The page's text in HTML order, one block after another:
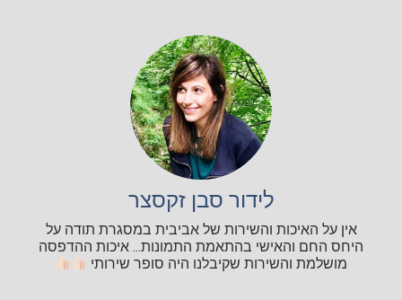
לידור סבן זקסצר
אין על האיכות והשירות של אביבית במסגרת תודה על
היחס החם והאישי בהתאמת התמונות... איכות ההדפסה
מושלמת והשירות שקיבלנו היה סופר שירותי